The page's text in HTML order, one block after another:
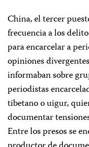
China, el tercer
frecuencia a los
para encarcelar a
opiniones
informaban sobre
periodistas
tibetano o uigur,
documentar
Entre los presos se